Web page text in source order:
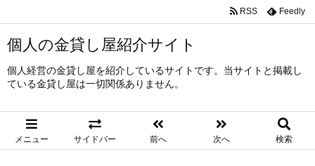
個人の金貸し屋紹介サイト
個人経営の金貸し屋を紹介しているサイトです。当サイトと掲載し
ている金貸し屋は一切関係ありません。
メニュー サイドバー 前へ 次へ 検索
RSS Feedly